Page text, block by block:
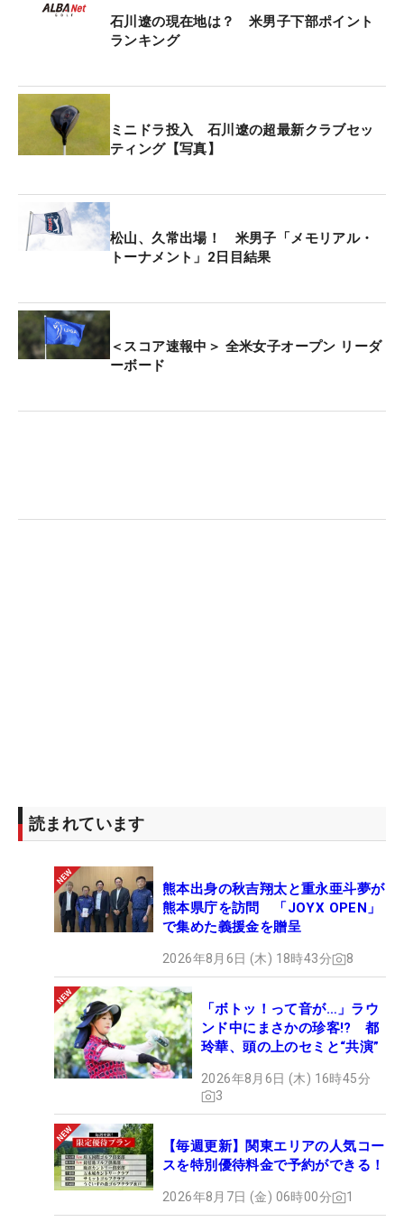
石川遼の現在地は？ 米男子下部ポイント
ランキング
ミニドラ投入 石川遼の超最新クラブセッ
ティング【写真】
松山、久常出場！ 米男子「メモリアル・
トーナメント」2日目結果
＜スコア速報中＞ 全米女子オープン リーダ
ーボード
読まれています
熊本出身の秋吉翔太と重永亜斗夢が
熊本県庁を訪問 「JOYX OPEN」
で集めた義援金を贈呈
2026年8月6日 (木) 18時43分 8
「ボトッ！って音が…」ラウ
ンド中にまさかの珍客!? 都
玲華、頭の上のセミと“共演”
2026年8月6日 (木) 16時45分
3
【毎週更新】関東エリアの人気コー
スを特別優待料金で予約ができる！
2026年8月7日 (金) 06時00分 1